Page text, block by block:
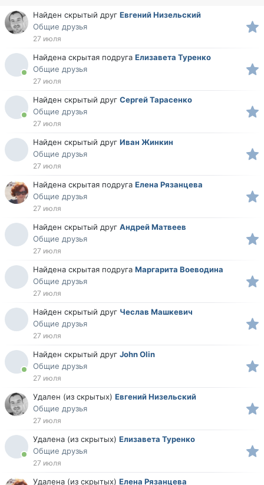
Найден скрытый друг Евгений Низельский
Общие друзья
27 июля
Найдена скрытая подруга Елизавета Туренко
Общие друзья
27 июля
Найден скрытый друг Сергей Тарасенко
Общие друзья
27 июля
Найден скрытый друг Иван Жинкин
Общие друзья
27 июля
Найдена скрытая подруга Елена Рязанцева
Общие друзья
27 июля
Найден скрытый друг Андрей Матвеев
Общие друзья
27 июля
Найдена скрытая подруга Маргарита Воеводина
Общие друзья
27 июля
Найден скрытый друг Чеслав Машкевич
Общие друзья
27 июля
Найден скрытый друг John Olin
Общие друзья
27 июля
Удален (из скрытых) Евгений Низельский
Общие друзья
27 июля
Удалена (из скрытых) Елизавета Туренко
Общие друзья
27 июля
Удалена (из скрытых) Елена Рязанцева